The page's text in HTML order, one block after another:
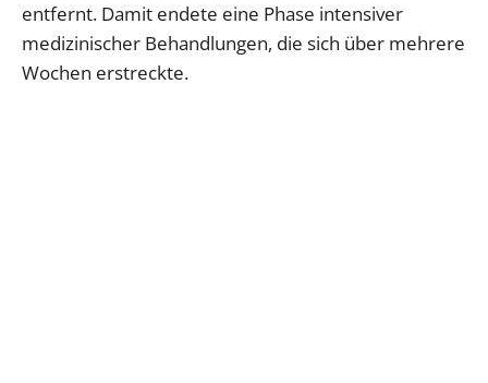
entfernt. Damit endete eine Phase intensiver
medizinischer Behandlungen, die sich über mehrere
Wochen erstreckte.